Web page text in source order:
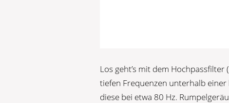
Los geht’s mit dem
tiefen Frequenzen unterhalb
diese bei etwa 80 Hz.